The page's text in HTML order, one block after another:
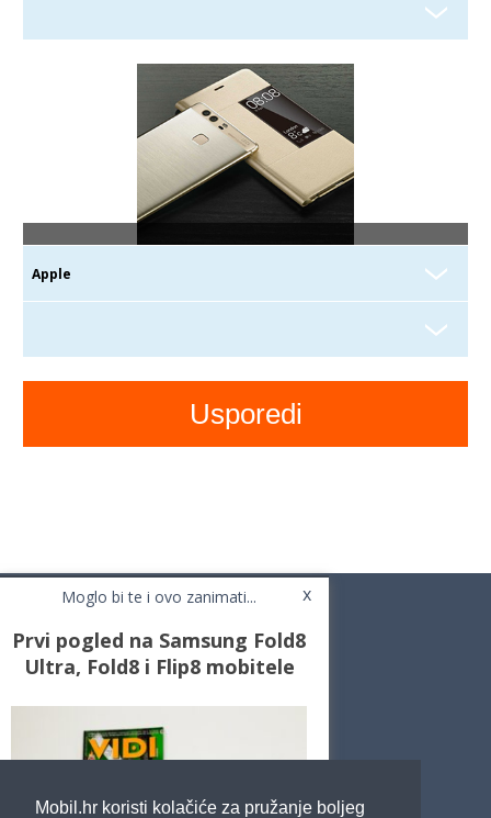
Mobil.hr koristi kolačiće za pružanje boljeg
Moglo bi te i ovo zanimati... x
Prvi pogled na Samsung Fold8
Ultra, Fold8 i Flip8 mobitele
Novosti
Cafe Mobil
Usporedi mobitele
Impressum